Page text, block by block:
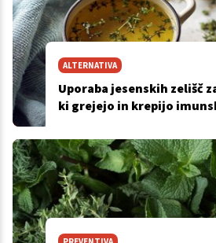
ALTERNATIVA
Uporaba jesenskih zelišč
ki grejejo in krepijo